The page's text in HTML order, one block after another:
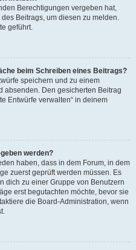
Berechtigungen vergeben hat,
Beitrags, um diesen zu melden.
geführt.
beim Schreiben eines Beitrags?
speichern und zu einem
absenden. Den gesicherten Beitrag
Entwürfe verwalten“ in deinem
werden?
haben, dass in dem Forum, in dem
zuerst geprüft werden müssen. Es
dich zu einer Gruppe von Benutzern
erst begutachten möchte, bevor sie
die Board-Administration, wenn